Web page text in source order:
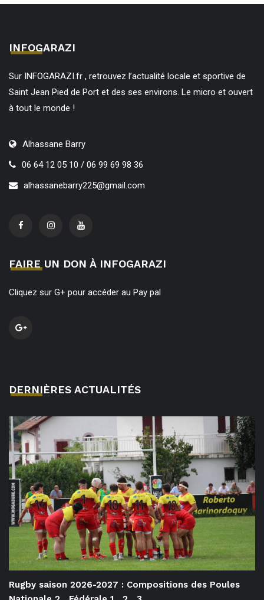
INFOGARAZI
Sur INFOGARAZI.fr , retrouvez l’actualité locale et sportive de
Saint Jean Pied de Port et des ses environs. Le micro et ouvert
à tout le monde !
Alhassane Barry
06 64 12 05 10 / 06 99 69 98 36
alhassanebarry225@gmail.com
FAIRE UN DON À INFOGARAZI
Cliquez sur G+ pour accéder au Pay pal
DERNIÈRES ACTUALITÉS
Rugby saison 2026-2027 : Compositions des Poules